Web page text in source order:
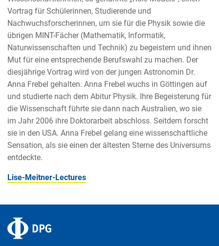
Vortrag für Schülerinnen, Studierende und
Nachwuchsforscherinnen, um sie für die Physik sowie die
übrigen MINT-Fächer (Mathematik, Informatik,
Naturwissenschaften und Technik) zu begeistern und ihnen
Mut für eine entsprechende Berufswahl zu machen. Der
diesjährige Vortrag wird von der jungen Astronomin Dr.
Anna Frebel gehalten. Anna Frebel wuchs in Göttingen auf
und studierte nach dem Abitur Physik. Ihre Begeisterung für
die Wissenschaft führte sie dann nach Australien, wo sie
im Jahr 2006 ihre Doktorarbeit abschloss. Seitdem forscht
sie in den USA. Anna Frebel gelang eine wissenschaftliche
Sensation, als sie einen der ältesten Sterne des Universums
entdeckte.
Lise-Meitner-Lectures